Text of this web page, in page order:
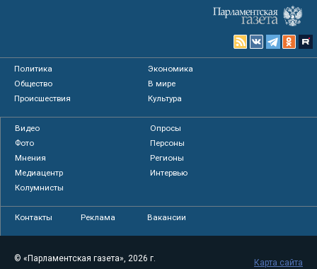
Политика
Экономика
Общество
В мире
Происшествия
Культура
Видео
Опросы
Фото
Персоны
Мнения
Регионы
Медиацентр
Интервью
Колумнисты
Контакты Реклама Вакансии
© «Парламентская газета», 2026 г.
Карта сайта